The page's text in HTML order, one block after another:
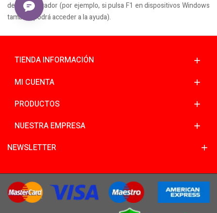
de su navegador (por ejemplo, si pulsa F1 en dispositivos Windows
también podrá acceder a la ayuda).
TIENDA INFORMACIÓN
MI CUENTA
PRODUCTOS
NUESTRA EMPRESA
NEWSLETTER